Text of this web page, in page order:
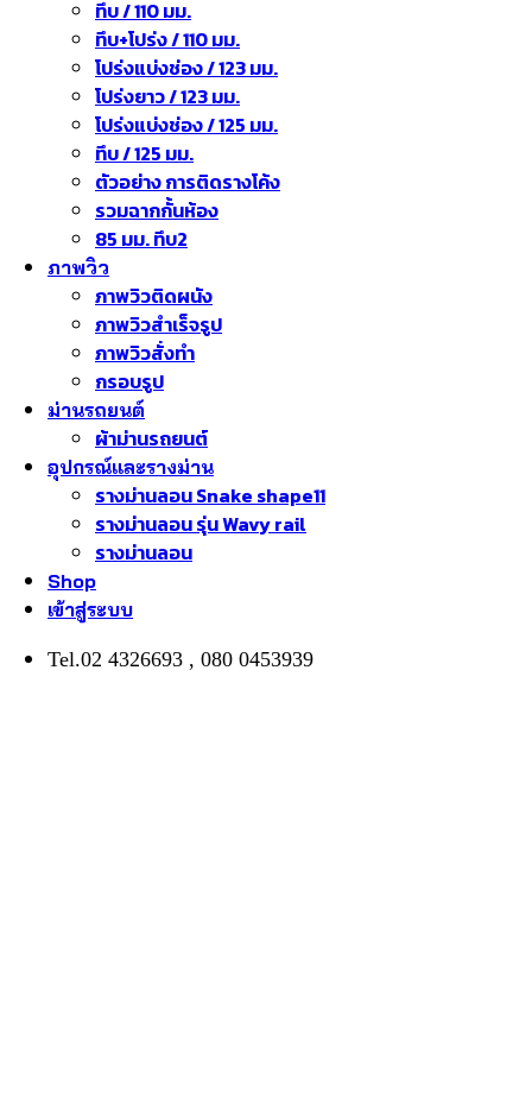
ทึบ / 110 มม.
ทึบ+โปร่ง / 110 มม.
โปร่งแบ่งช่อง / 123 มม.
โปร่งยาว / 123 มม.
โปร่งแบ่งช่อง / 125 มม.
ทึบ / 125 มม.
ตัวอย่าง การติดรางโค้ง
รวมฉากกั้นห้อง
85 มม. ทึบ2
ภาพวิว
ภาพวิวติดผนัง
ภาพวิวสำเร็จรูป
ภาพวิวสั่งทำ
กรอบรูป
ม่านรถยนต์
ผ้าม่านรถยนต์
อุปกรณ์และรางม่าน
รางม่านลอน Snake shape11
รางม่านลอน รุ่น Wavy rail
รางม่านลอน
Shop
เข้าสู่ระบบ
Tel.02 4326693 , 080 0453939